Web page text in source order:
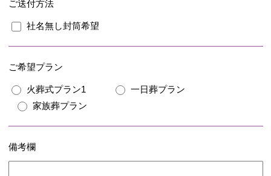
ご送付方法
社名無し封筒希望
ご希望プラン
火葬式プラン1
一日葬プラン
家族葬プラン
備考欄